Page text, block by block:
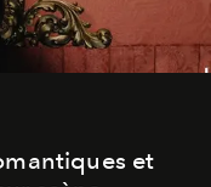
et